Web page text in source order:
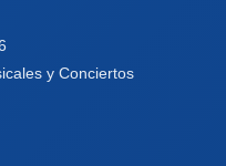
y Conciertos